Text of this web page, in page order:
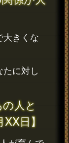
大きくな
に対し
人と
日】